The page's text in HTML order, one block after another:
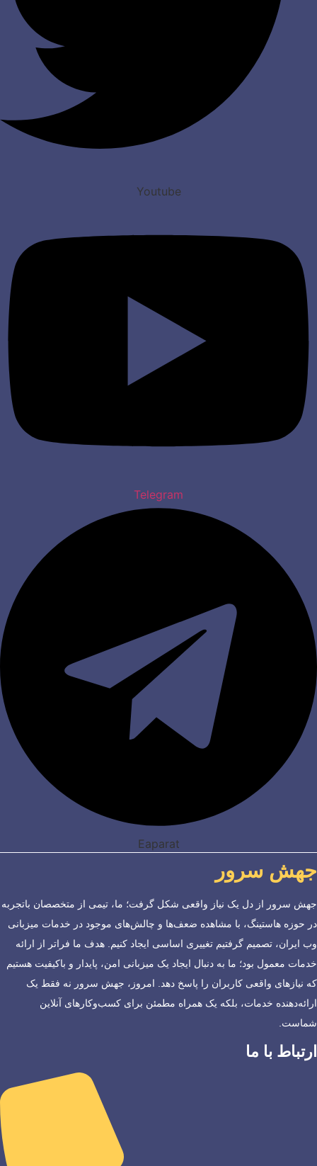
Youtube
Telegram
Eaparat
جهش سرور
جهش سرور از دل یک نیاز واقعی شکل گرفت؛ ما، تیمی از متخصصان باتجربه
در حوزه هاستینگ، با مشاهده ضعف‌ها و چالش‌های موجود در خدمات میزبانی
وب ایران، تصمیم گرفتیم تغییری اساسی ایجاد کنیم. هدف ما فراتر از ارائه
خدمات معمول بود؛ ما به دنبال ایجاد یک میزبانی امن، پایدار و باکیفیت هستیم
که نیازهای واقعی کاربران را پاسخ دهد. امروز، جهش سرور نه فقط یک
ارائه‌دهنده خدمات، بلکه یک همراه مطمئن برای کسب‌وکارهای آنلاین
شماست.
ارتباط با ما